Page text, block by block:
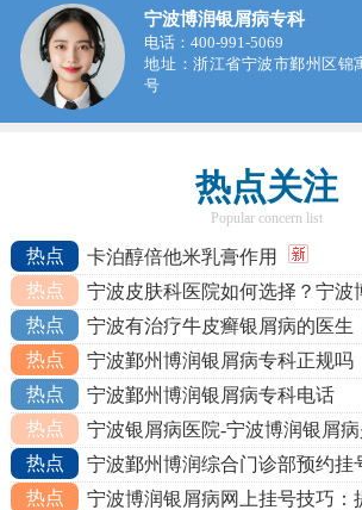
宁波博润银屑病专科
电话：400-991-5069
地址：浙江省宁波市鄞州区锦
号
热点关注
Popular concern list
热点 卡泊醇倍他米乳膏作用
热点
宁波皮肤科医院如何选择？宁波
热点
宁波有治疗牛皮癣银屑病的医生
热点
宁波鄞州博润银屑病专科正规吗
热点
宁波鄞州博润银屑病专科电话
热点
宁波银屑病医院-宁波博润银屑病
热点
宁波鄞州博润综合门诊部预约挂
热点
宁波博润银屑病网上挂号技巧：